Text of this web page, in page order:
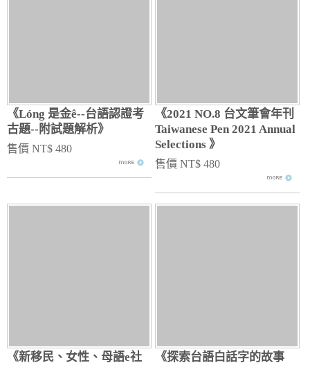
《Lóng 是金ê--台語認證考
古題--附試題解析》
售價 NT$ 480
《2021 NO.8 台文筆會年刊
Taiwanese Pen 2021 Annual
Selections 》
售價 NT$ 480
《新移民、女性、母語e社
《探索台語白話字的故事